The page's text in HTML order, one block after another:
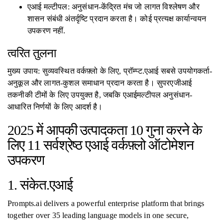
एआई मल्टीपल: अनुसंधान-केंद्रित मंच जो लागत विश्लेषण और
शासन संबंधी अंतर्दृष्टि प्रदान करता है। कोई प्रत्यक्ष कार्यान्वयन
उपकरण नहीं.
त्वरित तुलना
मुख्य उपाय: सुव्यवस्थित वर्कफ़्लो के लिए, प्रॉम्प्ट.एआई सबसे उपयोगकर्ता-
अनुकूल और लागत-कुशल समाधान प्रदान करता है। सुपरएजीआई
तकनीकी टीमों के लिए उपयुक्त है, जबकि एआईमल्टीपल अनुसंधान-
आधारित निर्णयों के लिए आदर्श है।
2025 में आपकी उत्पादकता 10 गुना करने के
लिए 11 सर्वश्रेष्ठ एआई वर्कफ़्लो ऑटोमेशन
उपकरण
1. संकेत.एआई
Prompts.ai delivers a powerful enterprise platform that brings
together over 35 leading language models in one secure,